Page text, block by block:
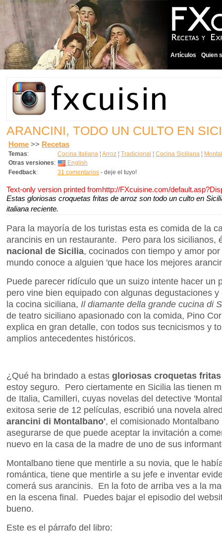
Artículos Quien
ARANCINI, TODO UN CULTO EN
Home >> Recetas
Temas: Cocina Italiana ¦ Arroz ¦ Tradicional ¦ Cocina Siciliana ¦
Otras versiones:
English
Feedback: 31 comentarios - deje el tuyo!
Text-only version printed fromhttp://FXcuisine.com/
Estas gloriosas croquetas fritas de arroz son todo un culto en
italiana reciente.
Para la mayoría de los turistas esta es comida de la
arancinis en un restaurante. Pero para los sicilianos,
nacional de Sicilia, cocinados con tiempo y amor
mundo conoce a alguien 'que hace los mejores
Puede parecer ridículo que un suizo intente hacer un
pero vine bien equipado con algunas degustaciones
la cocina siciliana, Il diamante della grande cucina di
de teatro siciliano apasionado con la comida, Pino
explica en gran detalle, con todos sus tecnicismos y
amplios antecedentes históricos.
¿Qué ha brindado a estas gloriosas croquetas
estoy seguro. Pero ciertamente en Sicilia las tienen
de Italia, Camilleri, cuyas novelas del detective
exitosa serie de 12 películas, escribió una novela
arancini di Montalbano', el comisionado
asegurarse de que puede aceptar la invitación a
nuevo en la casa de la madre de uno de sus
Montalbano tiene que mentirle a su novia, que le
romántica, tiene que mentirle a su jefe e inventar
comerá sus arancinis. En la foto de arriba ves a la
en la escena final. Puedes bajar el episodio del
bueno.
Este es el párrafo del libro: